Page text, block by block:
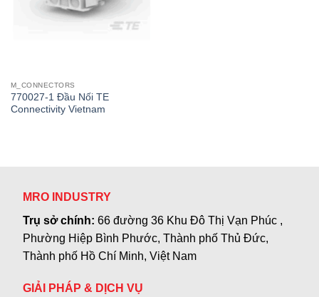
M_CONNECTORS
770027-1 Đầu Nối TE
Connectivity Vietnam
MRO INDUSTRY
Trụ sở chính:66 đường 36 Khu Đô Thị Vạn Phúc ,
Phường Hiệp Bình Phước, Thành phố Thủ Đức,
Thành phố Hồ Chí Minh, Việt Nam
GIẢI PHÁP & DỊCH VỤ